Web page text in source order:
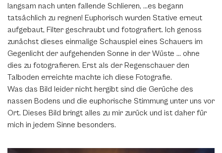
langsam nach unten fallende Schlieren, …es begann
tatsächlich zu regnen! Euphorisch wurden Stative erneut
aufgebaut, Filter geschraubt und fotografiert. Ich genoss
zunächst dieses einmalige Schauspiel eines Schauers im
Gegenlicht der aufgehenden Sonne in der Wüste ... ohne
dies zu fotografieren. Erst als der Regenschauer den
Talboden erreichte machte ich diese Fotografie.
Was das Bild leider nicht hergibt sind die Gerüche des
nassen Bodens und die euphorische Stimmung unter uns vor
Ort. Dieses Bild bringt alles zu mir zurück und ist daher für
mich in jedem Sinne besonders.